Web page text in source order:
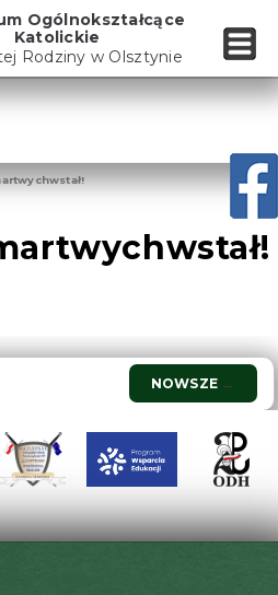
Ogólnokształcące
Katolickie
Rodziny w Olsztynie
NOWSZE →